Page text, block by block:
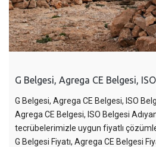
G Belgesi, Agrega CE Belgesi,
G Belgesi, Agrega CE Belgesi, ISO
Agrega CE Belgesi, ISO Belgesi
tecrübelerimizle uygun fiyatlı
G Belgesi Fiyatı, Agrega CE Belgesi